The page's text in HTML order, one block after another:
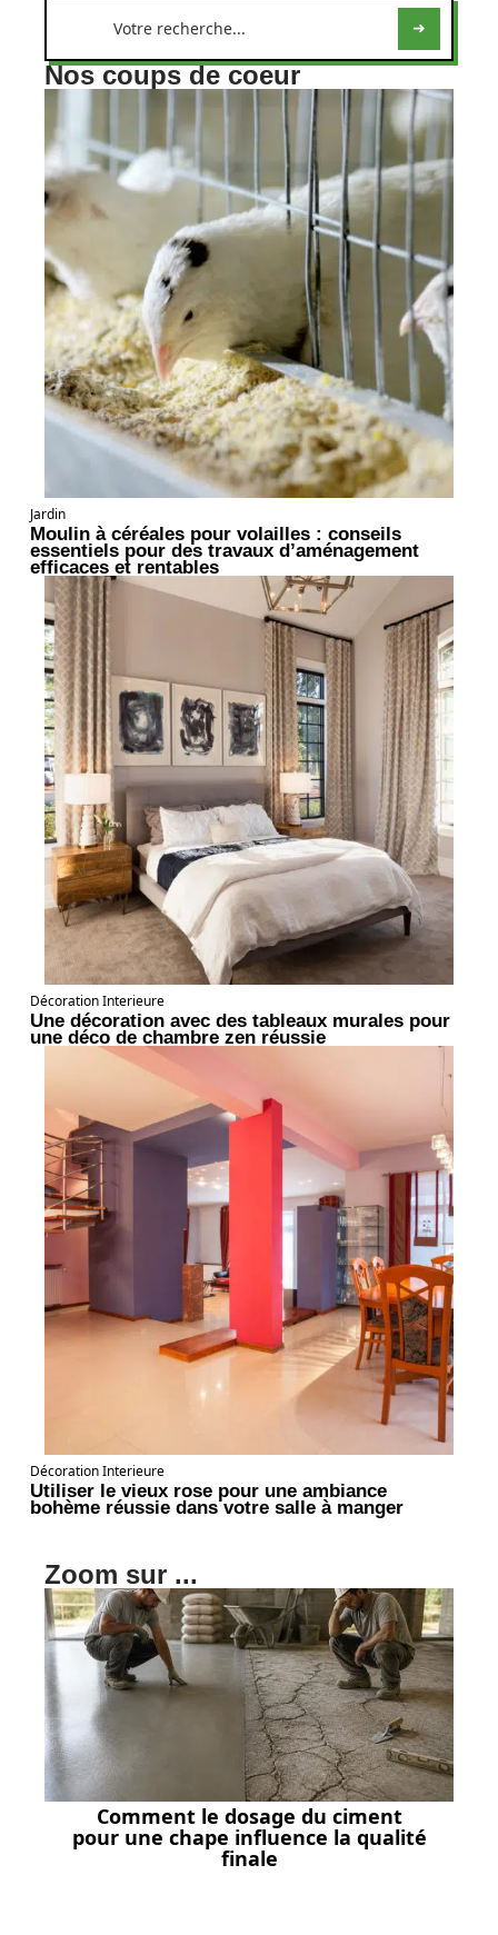
Nos coups de coeur
Jardin
Moulin à céréales pour volailles : conseils
essentiels pour des travaux d’aménagement
efficaces et rentables
Décoration Interieure
Une décoration avec des tableaux murales pour
une déco de chambre zen réussie
Décoration Interieure
Utiliser le vieux rose pour une ambiance
bohème réussie dans votre salle à manger
Zoom sur ...
Comment le dosage du ciment
pour une chape influence la qualité
finale